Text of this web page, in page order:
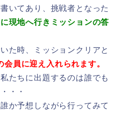
いてあり、挑戦者となった
現地へ行きミッションの答
た時、ミッションクリアと
会員に迎え入れられます。
たちに出題するのは誰でも
・・
か予想しながら行ってみて